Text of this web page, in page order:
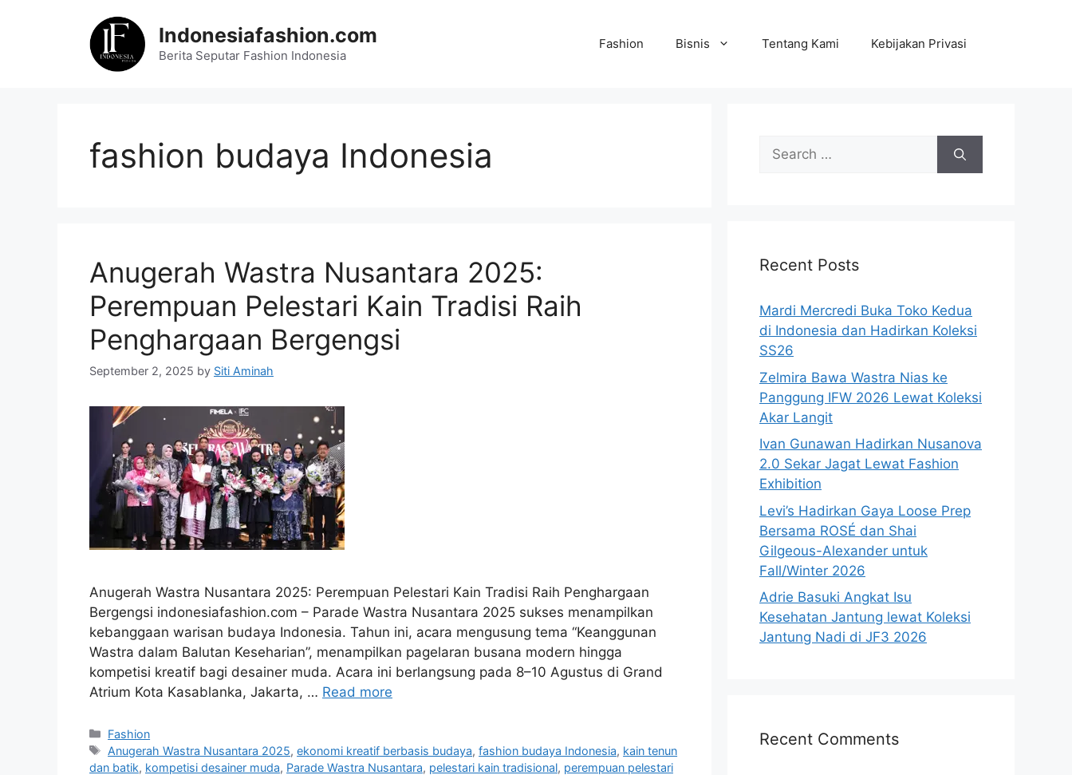
Indonesiafashion.com
Berita Seputar Fashion Indonesia
Fashion Bisnis Tentang Kami Kebijakan Privasi
fashion budaya Indonesia
Anugerah Wastra Nusantara 2025:
Perempuan Pelestari Kain Tradisi Raih
Penghargaan Bergengsi
September 2, 2025 by Siti Aminah
Anugerah Wastra Nusantara 2025: Perempuan Pelestari Kain Tradisi Raih Penghargaan
Bergengsi indonesiafashion.com – Parade Wastra Nusantara 2025 sukses menampilkan
kebanggaan warisan budaya Indonesia. Tahun ini, acara mengusung tema “Keanggunan
Wastra dalam Balutan Keseharian”, menampilkan pagelaran busana modern hingga
kompetisi kreatif bagi desainer muda. Acara ini berlangsung pada 8–10 Agustus di Grand
Atrium Kota Kasablanka, Jakarta, … Read more
Categories
Fashion
Tags
Anugerah Wastra Nusantara 2025,ekonomi kreatif berbasis budaya,fashion budaya Indonesia, kain tenun
dan batik, kompetisi desainer muda, Parade Wastra Nusantara, pelestari kain tradisional, perempuan pelestari
Search
for:
Recent Posts
Mardi Mercredi Buka Toko Kedua
di Indonesia dan Hadirkan Koleksi
SS26
Zelmira Bawa Wastra Nias ke
Panggung IFW 2026 Lewat Koleksi
Akar Langit
Ivan Gunawan Hadirkan Nusanova
2.0 Sekar Jagat Lewat Fashion
Exhibition
Levi’s Hadirkan Gaya Loose Prep
Bersama ROSÉ dan Shai
Gilgeous-Alexander untuk
Fall/Winter 2026
Adrie Basuki Angkat Isu
Kesehatan Jantung lewat Koleksi
Jantung Nadi di JF3 2026
Recent Comments